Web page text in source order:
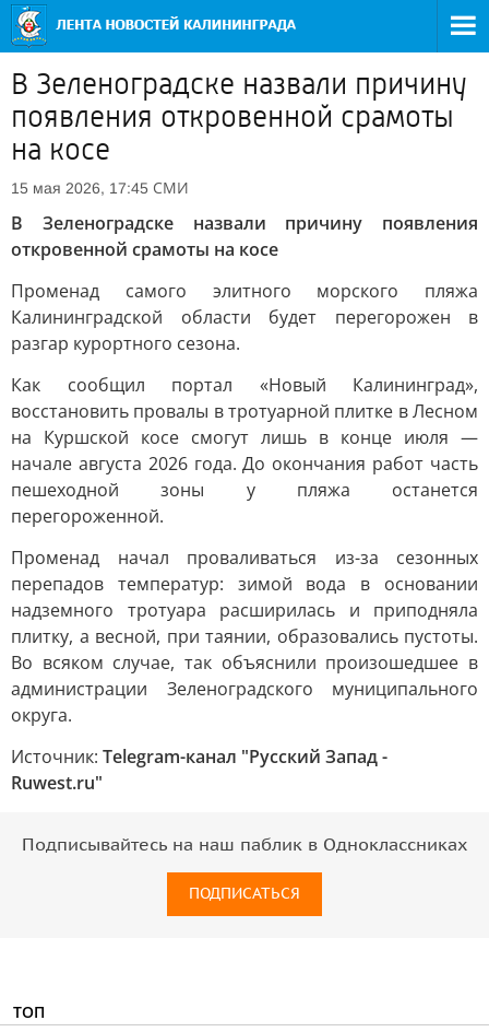
В Зеленоградске назвали причину
появления откровенной срамоты
на косе
15 мая 2026, 17:45 СМИ
В Зеленоградске назвали причину появления
откровенной срамоты на косе
Променад самого элитного морского пляжа
Калининградской области будет перегорожен в
разгар курортного сезона.
Как сообщил портал «Новый Калининград»,
восстановить провалы в тротуарной плитке в Лесном
на Куршской косе смогут лишь в конце июля —
начале августа 2026 года. До окончания работ часть
пешеходной зоны у пляжа останется
перегороженной.
Променад начал проваливаться из-за сезонных
перепадов температур: зимой вода в основании
надземного тротуара расширилась и приподняла
плитку, а весной, при таянии, образовались пустоты.
Во всяком случае, так объяснили произошедшее в
администрации Зеленоградского муниципального
округа.
Источник: Telegram-канал "Русский Запад -
Ruwest.ru"
Подписывайтесь на наш паблик в Одноклассниках
ПОДПИСАТЬСЯ
ТОП